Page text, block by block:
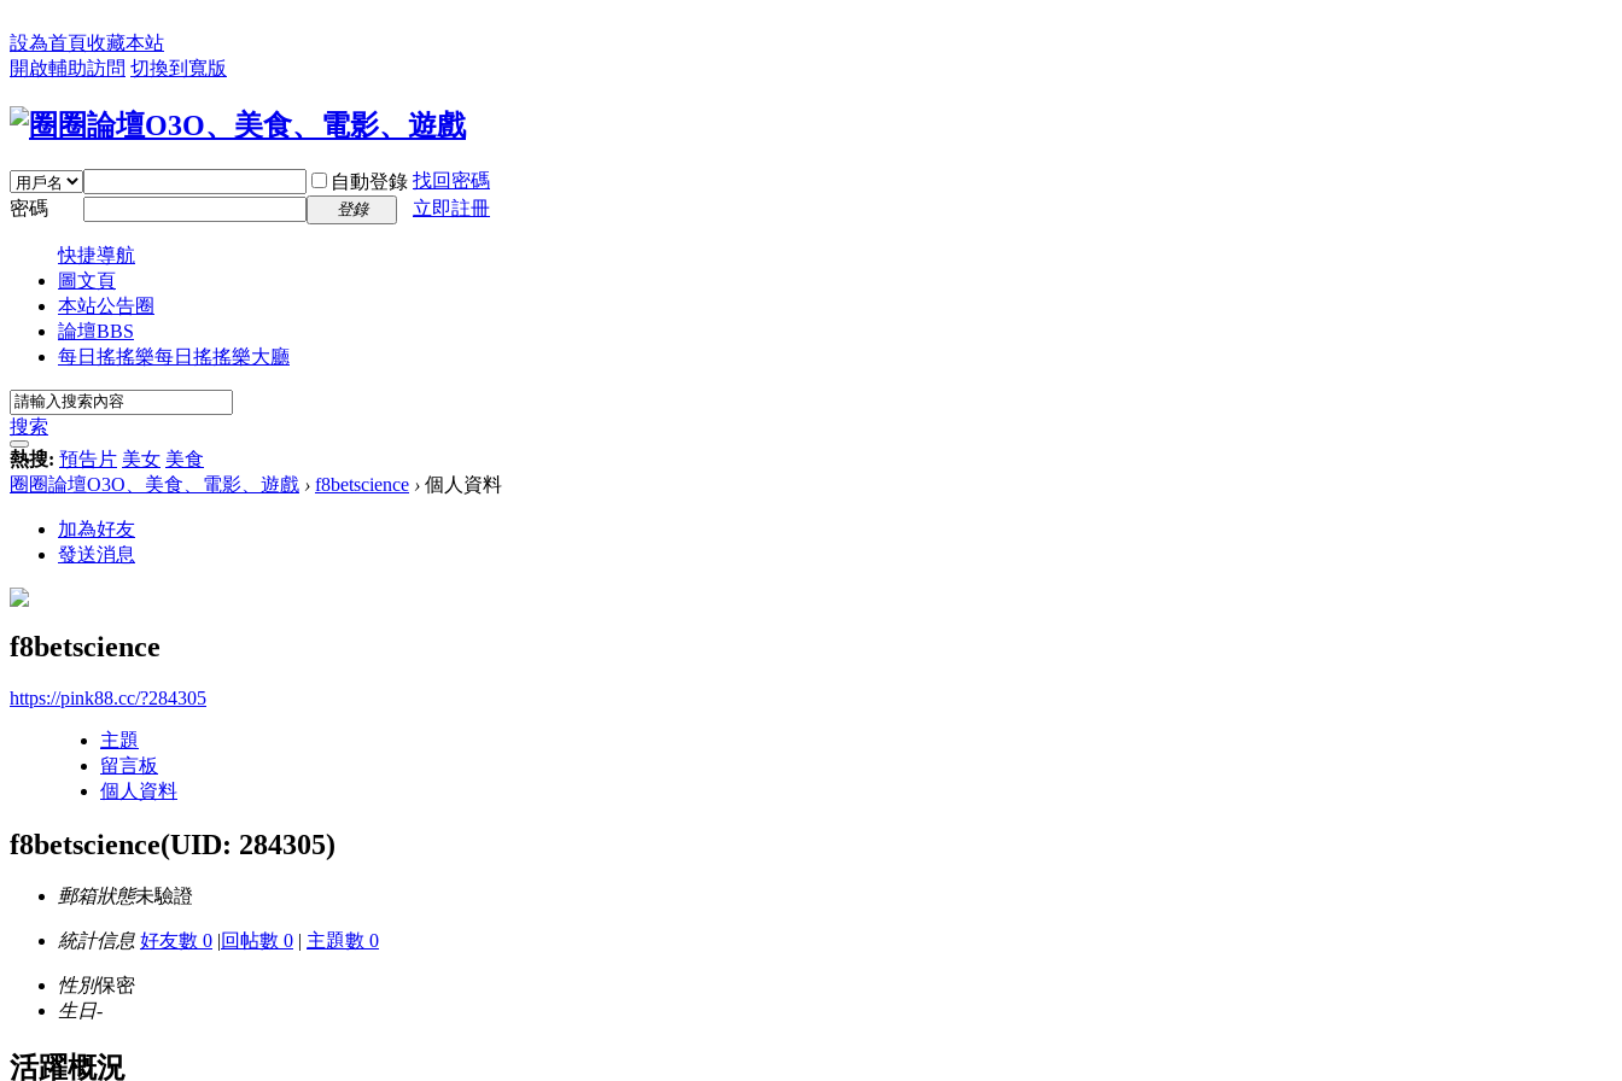
設為首頁收藏本站
開啟輔助訪問 切換到寬版
自動登錄 找回密碼
密碼
登錄 立即註冊
快捷導航
圖文頁
本站公告圈
論壇BBS
每日搖搖樂每日搖搖樂大廳
搜索
熱搜: 預告片 美女 美食
圈圈論壇O3O、美食、電影、遊戲 › f8betscience › 個人資料
加為好友
發送消息
f8betscience
https://pink88.cc/?284305
主題
留言板
個人資料
f8betscience(UID: 284305)
郵箱狀態未驗證
統計信息 好友數 0 |回帖數 0 | 主題數 0
性別保密
生日-
活躍概況